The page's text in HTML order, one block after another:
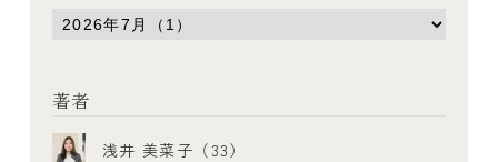
著者
浅井 美菜子（33）